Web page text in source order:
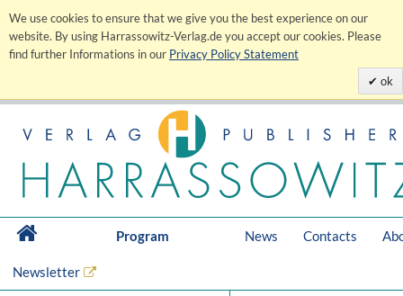
We use cookies to ensure that we give you the best experience on our
website. By using Harrassowitz-Verlag.de you accept our cookies. Please
find further Informations in our Privacy Policy Statement
ok
Program News Contacts
Newsletter